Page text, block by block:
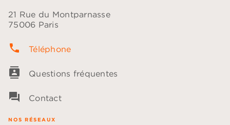
21 Rue du Montparnasse
75006 Paris
phone Téléphone
contacts Questions fréquentes
question_answer Contact
NOS RÉSEAUX